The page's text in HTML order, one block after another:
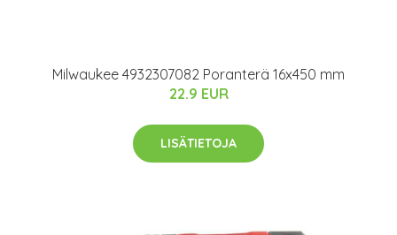
Milwaukee 4932307082 Poranterä 16x450 mm
22.9 EUR
LISÄTIETOJA